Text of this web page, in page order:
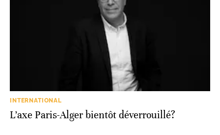
INTERNATIONAL
L’axe Paris-Alger bientôt déverrouillé?